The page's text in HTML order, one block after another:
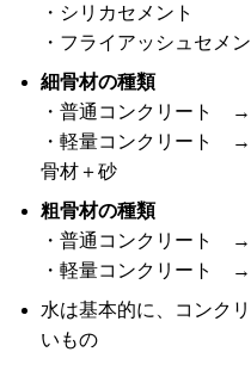
・シリカセメント
・フライアッシュセメン
細骨材の種類
・普通コンクリート
・軽量コンクリート
骨材＋砂
粗骨材の種類
・普通コンクリート
・軽量コンクリート
水は基本的に、コンク
いもの